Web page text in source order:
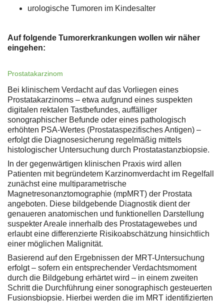
urologische Tumoren im Kindesalter
Auf folgende Tumorerkrankungen wollen wir näher
eingehen:
Prostatakarzinom
Bei klinischem Verdacht auf das Vorliegen eines
Prostatakarzinoms – etwa aufgrund eines suspekten
digitalen rektalen Tastbefundes, auffälliger
sonographischer Befunde oder eines pathologisch
erhöhten PSA-Wertes (Prostataspezifisches Antigen) –
erfolgt die Diagnosesicherung regelmäßig mittels
histologischer Untersuchung durch Prostatastanzbiopsie.
In der gegenwärtigen klinischen Praxis wird allen
Patienten mit begründetem Karzinomverdacht im Regelfall
zunächst eine multiparametrische
Magnetresonanztomographie (mpMRT) der Prostata
angeboten. Diese bildgebende Diagnostik dient der
genaueren anatomischen und funktionellen Darstellung
suspekter Areale innerhalb des Prostatagewebes und
erlaubt eine differenzierte Risikoabschätzung hinsichtlich
einer möglichen Malignität.
Basierend auf den Ergebnissen der MRT-Untersuchung
erfolgt – sofern ein entsprechender Verdachtsmoment
durch die Bildgebung erhärtet wird – in einem zweiten
Schritt die Durchführung einer sonographisch gesteuerten
Fusionsbiopsie. Hierbei werden die im MRT identifizierten